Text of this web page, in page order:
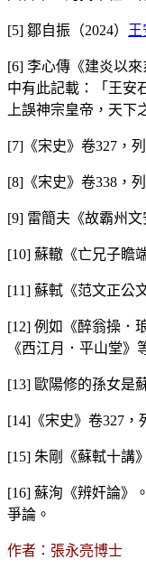
[5] 鄒自振（2024）
[6] 李心傳《建炎以
中有此記載：「王安
上誤神宗皇帝，天下
[7]《宋史》卷327，
[8]《宋史》卷338，
[9] 雷簡夫《故霸州
[10] 蘇轍《亡兄子瞻
[11] 蘇軾《范文正公
[12] 例如《醉翁操．
《西江月．平山堂》
[13] 歐陽修的孫女是
[14]《宋史》卷327，
[15] 朱剛《蘇軾十講
[16] 蘇洵《辨奸論》
爭論。
作者：張永亮博士